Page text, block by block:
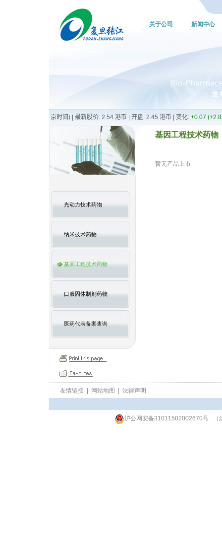
关于公司 新闻中心
光动力技术药物
纳米技术药物
基因工程技术药物
口服固体制剂药物
医药代表备案查询
基因工程技术药物
暂无产品上市
友情链接 网站地图 法律声明
沪公网安备31011502002670号（